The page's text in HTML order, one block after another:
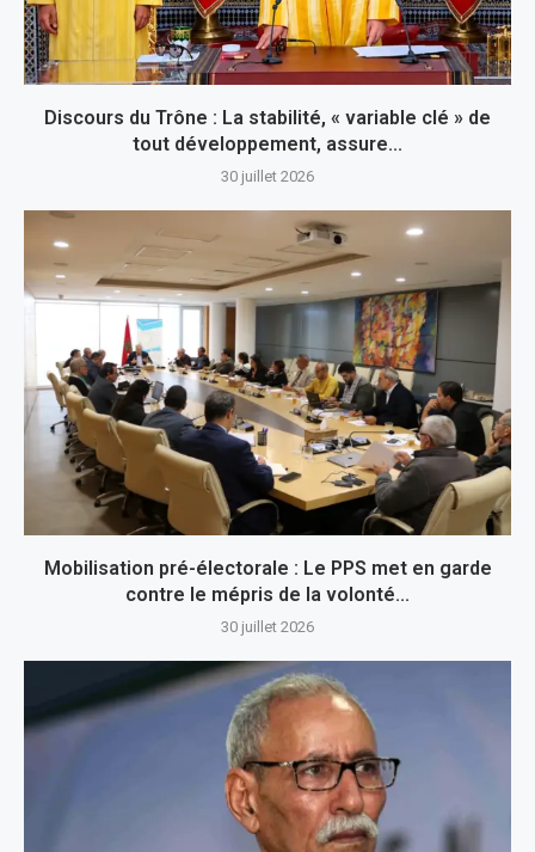
Discours du Trône : La stabilité, « variable clé » de
tout développement, assure...
30 juillet 2026
Mobilisation pré-électorale : Le PPS met en garde
contre le mépris de la volonté...
30 juillet 2026